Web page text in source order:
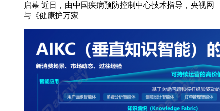
启幕 近日，由中国疾病预防控制中心技术指导，央视网
与《健康护万家